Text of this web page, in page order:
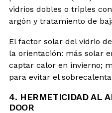
vidrios dobles o triples
argón y tratamiento de
El factor solar del vidrio
la orientación: más solar
captar calor en invierno;
para evitar el
4. HERMETICIDAD AL
DOOR